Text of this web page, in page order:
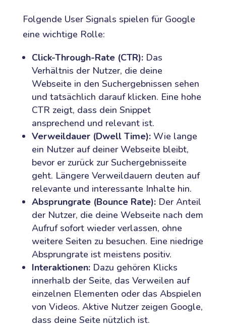
Folgende User Signals spielen für Google
eine wichtige Rolle:
Click-Through-Rate (CTR):Das
Verhältnis der Nutzer, die deine
Webseite in den Suchergebnissen sehen
und tatsächlich darauf klicken. Eine hohe
CTR zeigt, dass dein Snippet
ansprechend und relevant ist.
Verweildauer (Dwell Time):Wie lange
ein Nutzer auf deiner Webseite bleibt,
bevor er zurück zur Suchergebnisseite
geht. Längere Verweildauern deuten auf
relevante und interessante Inhalte hin.
Absprungrate (Bounce Rate):Der Anteil
der Nutzer, die deine Webseite nach dem
Aufruf sofort wieder verlassen, ohne
weitere Seiten zu besuchen. Eine niedrige
Absprungrate ist meistens positiv.
Interaktionen:Dazu gehören Klicks
innerhalb der Seite, das Verweilen auf
einzelnen Elementen oder das Abspielen
von Videos. Aktive Nutzer zeigen Google,
dass deine Seite nützlich ist.